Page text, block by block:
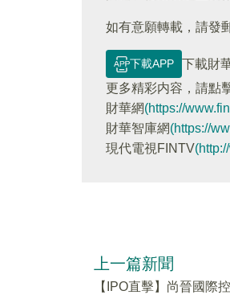
如有意願轉載，請發
下載APP
下載財
更多精彩内容，請點
財華網(https://
財華智庫網(https://
現代電視FINTV
上一篇新聞
【IPO直擊】尚晉國際